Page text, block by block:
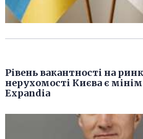
Рівень вакантності на
нерухомості Києва є
Expandia